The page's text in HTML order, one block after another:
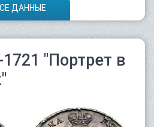
ДАННЫЕ
"Портрет в